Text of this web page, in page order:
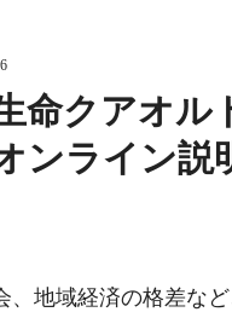
命クアオ
ンライン説
、地域経済の格差な